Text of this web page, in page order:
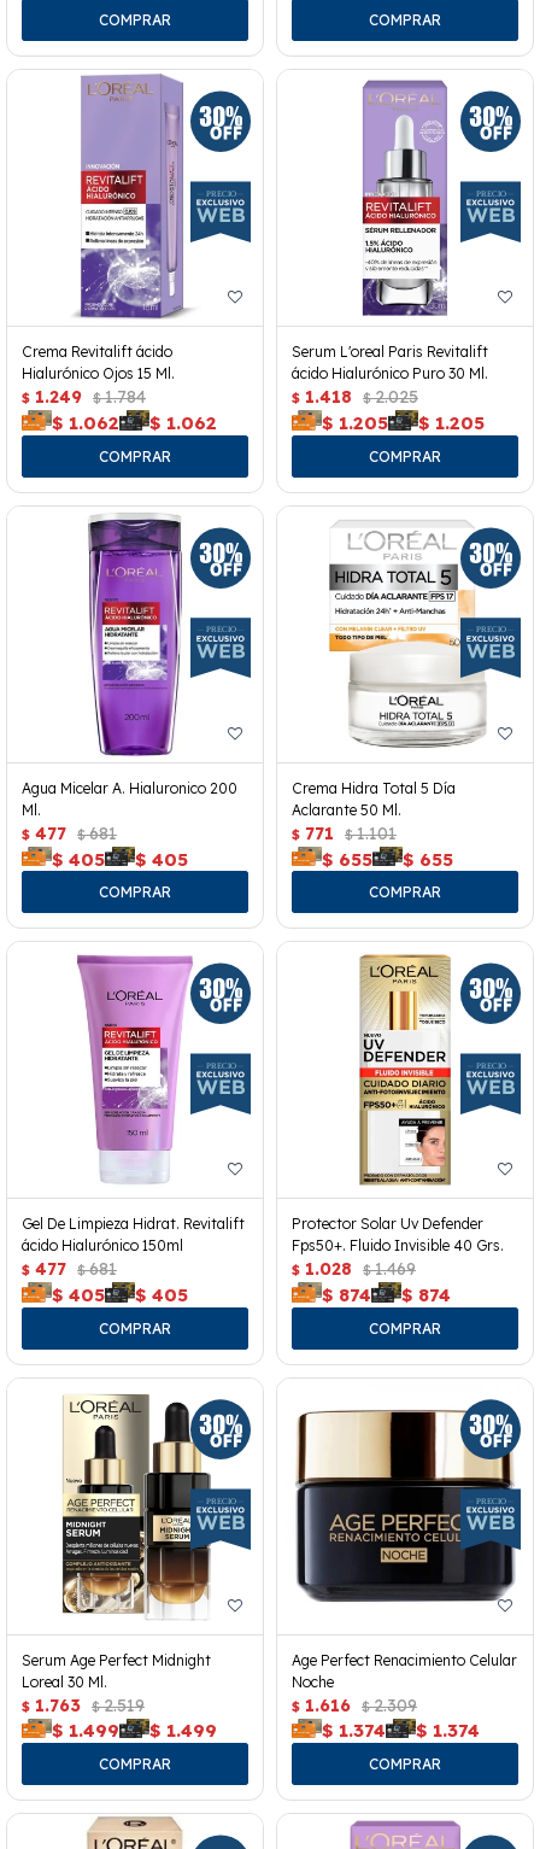
Crema Revitalift ácido
Hialurónico Ojos 15 Ml.
$ 1.249 $ 1.784
$ 1.062 $ 1.062
Serum L'oreal Paris Revitalift
ácido Hialurónico Puro 30 Ml.
$ 1.418 $ 2.025
$ 1.205 $ 1.205
Agua Micelar A. Hialuronico 200
Ml.
$ 477 $ 681
$ 405 $ 405
Crema Hidra Total 5 Día
Aclarante 50 Ml.
$ 771 $ 1.101
$ 655 $ 655
Gel De Limpieza Hidrat. Revitalift
ácido Hialurónico 150ml
$ 477 $ 681
$ 405 $ 405
Protector Solar Uv Defender
Fps50+. Fluido Invisible 40 Grs.
$ 1.028 $ 1.469
$ 874 $ 874
Serum Age Perfect Midnight
Loreal 30 Ml.
$ 1.763 $ 2.519
$ 1.499 $ 1.499
Age Perfect Renacimiento Celular
Noche
$ 1.616 $ 2.309
$ 1.374 $ 1.374